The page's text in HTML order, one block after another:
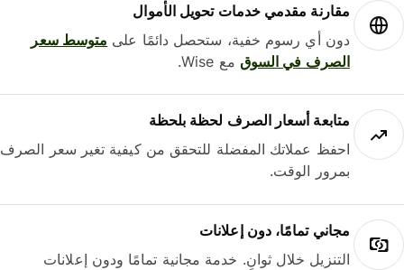
مقارنة مقدمي خدمات تحويل الأموال
دون أي رسوم خفية، ستحصل دائمًا علىمتوسط ​​سعر
الصرف في السوقمع Wise.
متابعة أسعار الصرف لحظة بلحظة
احفظ عملاتك المفضلة للتحقق من كيفية تغير سعر الصرف
بمرور الوقت.
مجاني تمامًا، دون إعلانات
التنزيل خلال ثوانٍ. خدمة مجانية تمامًا ودون إعلانات